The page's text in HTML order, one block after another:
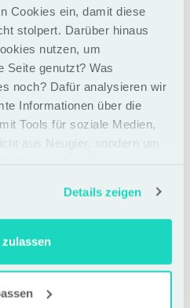
Cookies ein, damit diese
stolpert. Darüber hinaus
nutzen, um
Seite genutzt? Was
noch? Dafür analysieren wir
Informationen über die
Tools für soziale Medien,
aus Neugier, sondern um
Details zeigen
+
Ticket
verfügbar.
Menge
-